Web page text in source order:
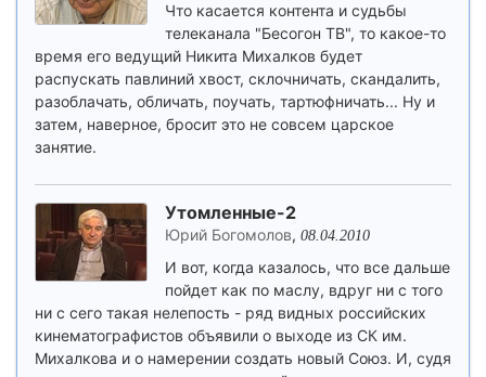
Что касается контента и судьбы
телеканала "Бесогон ТВ", то какое-то
время его ведущий Никита Михалков будет
распускать павлиний хвост, склочничать, скандалить,
разоблачать, обличать, поучать, тартюфничать... Ну и
затем, наверное, бросит это не совсем царское
занятие.
Утомленные-2
Юрий Богомолов, 08.04.2010
И вот, когда казалось, что все дальше
пойдет как по маслу, вдруг ни с того
ни с сего такая нелепость - ряд видных российских
кинематографистов объявили о выходе из СК им.
Михалкова и о намерении создать новый Союз. И, судя